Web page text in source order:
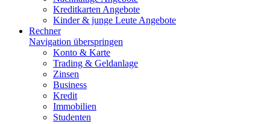
Kreditkarten Angebote
Kinder & junge Leute Angebote
Rechner
Navigation überspringen
Konto & Karte
Trading & Geldanlage
Zinsen
Business
Kredit
Immobilien
Studenten